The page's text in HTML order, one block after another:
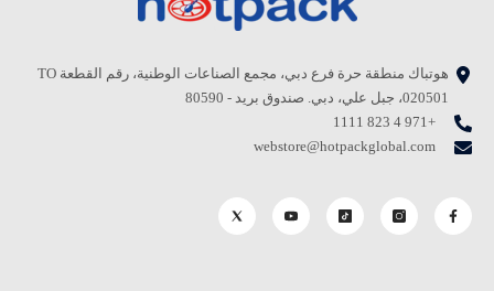
هوتباك منطقة حرة فرع دبي، مجمع الصناعات الوطنية، رقم القطعة TO
020501، جبل علي، دبي. صندوق بريد - 80590
+971 4 823 1111
webstore@hotpackglobal.com